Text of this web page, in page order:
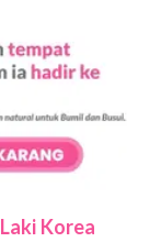
Korea